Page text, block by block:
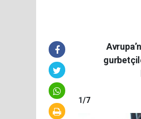
1/7